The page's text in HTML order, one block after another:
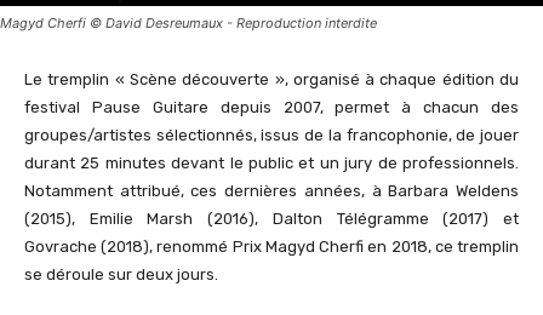
Magyd Cherfi © David Desreumaux - Reproduction interdite
Le tremplin « Scène découverte », organisé à chaque édition du
festival Pause Guitare depuis 2007, permet à chacun des
groupes/artistes sélectionnés, issus de la francophonie, de jouer
durant 25 minutes devant le public et un jury de professionnels.
Notamment attribué, ces dernières années, à Barbara Weldens
(2015), Emilie Marsh (2016), Dalton Télégramme (2017) et
Govrache (2018), renommé Prix Magyd Cherfi en 2018, ce tremplin
se déroule sur deux jours.